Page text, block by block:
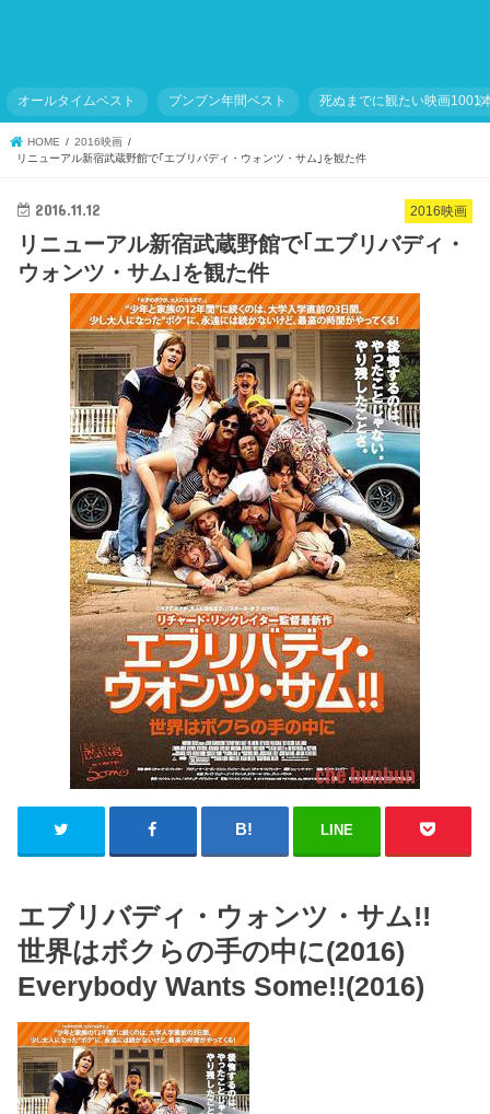
オールタイムベスト ブンブン年間ベスト 死ぬまでに観たい映画1001
HOME
2016映画
リニューアル新宿武蔵野館で｢エブリバディ・ウォンツ・サム｣を観た件
2016映画
2016.11.12
リニューアル新宿武蔵野館で｢エブリバディ・
ウォンツ・サム｣を観た件
LINE
エブリバディ・ウォンツ・サム!!
世界はボクらの手の中に(2016)
Everybody Wants Some!!(2016)